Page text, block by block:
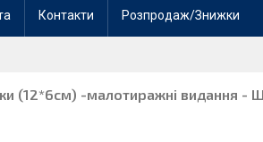
Контакти Розпродаж/Знижки
(12*6см) -малотиражні видання -